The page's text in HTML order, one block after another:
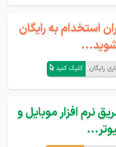
استخدام به رایگان
رایگان کلیک کنید
نرم افزار موبایل و